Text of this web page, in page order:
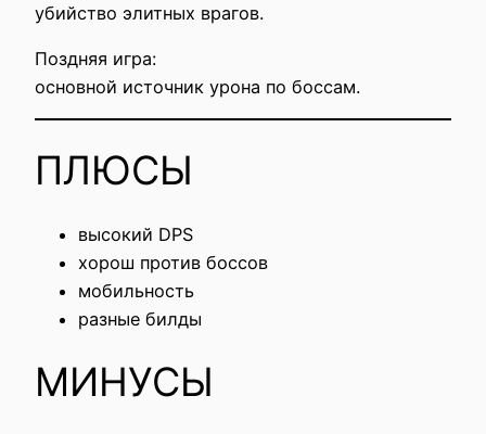
убийство элитных врагов.
Поздняя игра:
основной источник урона по боссам.
ПЛЮСЫ
высокий DPS
хорош против боссов
мобильность
разные билды
МИНУСЫ